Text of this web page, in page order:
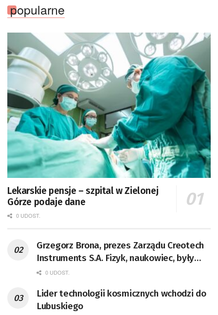
popularne
Lekarskie pensje – szpital w Zielonej
Górze podaje dane
0 UDOST.
Grzegorz Brona, prezes Zarządu Creotech
Instruments S.A. Fizyk, naukowiec, były
pracownik CERN w Genewie,
doktor habilitowany nauk fizycznych,
koordynator Rady Sektorowej ds.
0 UDOST.
Lider technologii kosmicznych wchodzi do
Lubuskiego